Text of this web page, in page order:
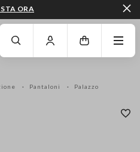
AL FONDO DELLA PAGINA
ORA
Pantaloni Palazzo